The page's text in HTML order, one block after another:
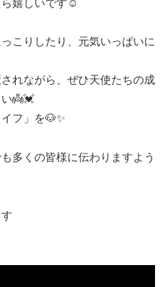
ら嬉しいです☺️
こりしたり、元気いっぱいに
れながら、ぜひ天使たちの成
👼💓
フ」を🐶✨
多くの皆様に伝わりますよう